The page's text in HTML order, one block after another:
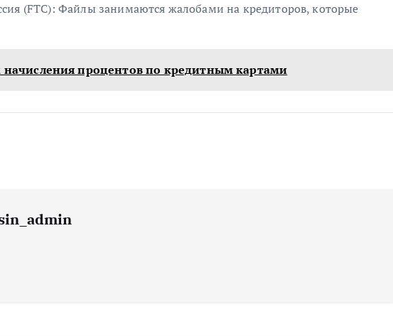
(FTC): Файлы занимаются жалобами на кредиторов, которые
начисления процентов по кредитным картами